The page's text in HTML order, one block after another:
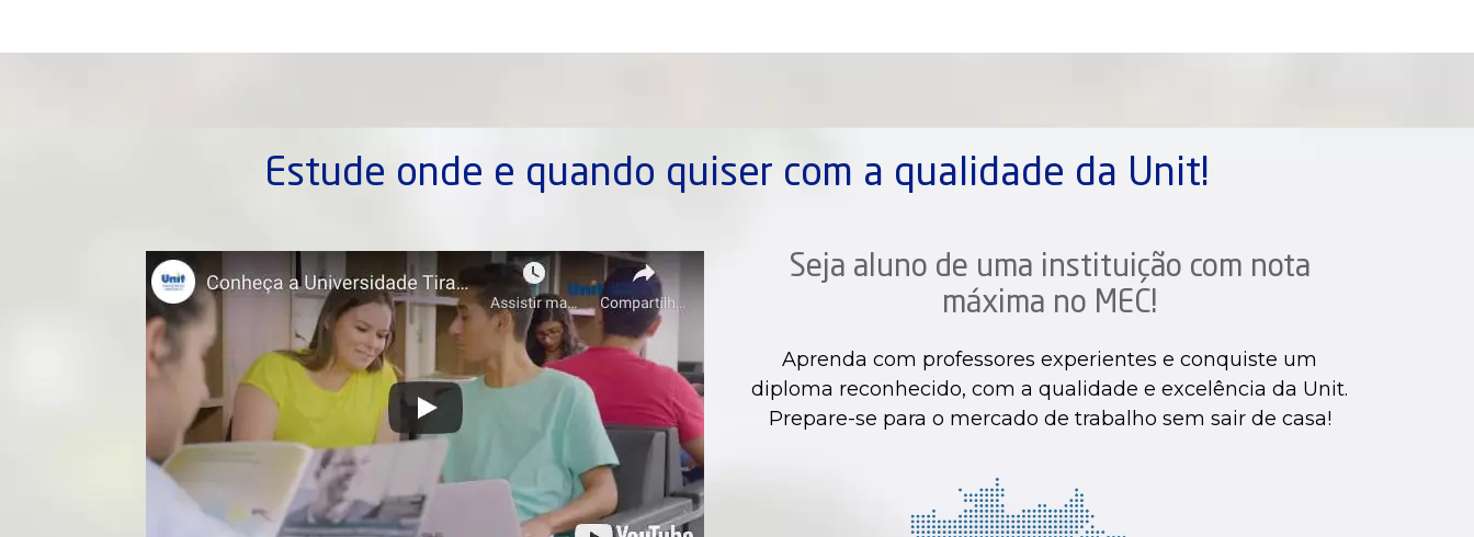
Estude onde e quando quiser com a qualidade da Unit!
Seja aluno de uma instituição com nota
máxima no MEC!
Aprenda com professores experientes e conquiste um
diploma reconhecido, com a qualidade e excelência da Unit.
Prepare-se para o mercado de trabalho sem sair de casa!